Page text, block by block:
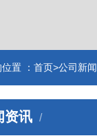
置 ：首页>公司新闻
资讯